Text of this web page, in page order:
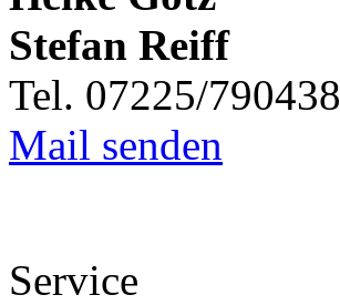
Stefan Reiff
Tel. 07225/790438
Mail senden
Service